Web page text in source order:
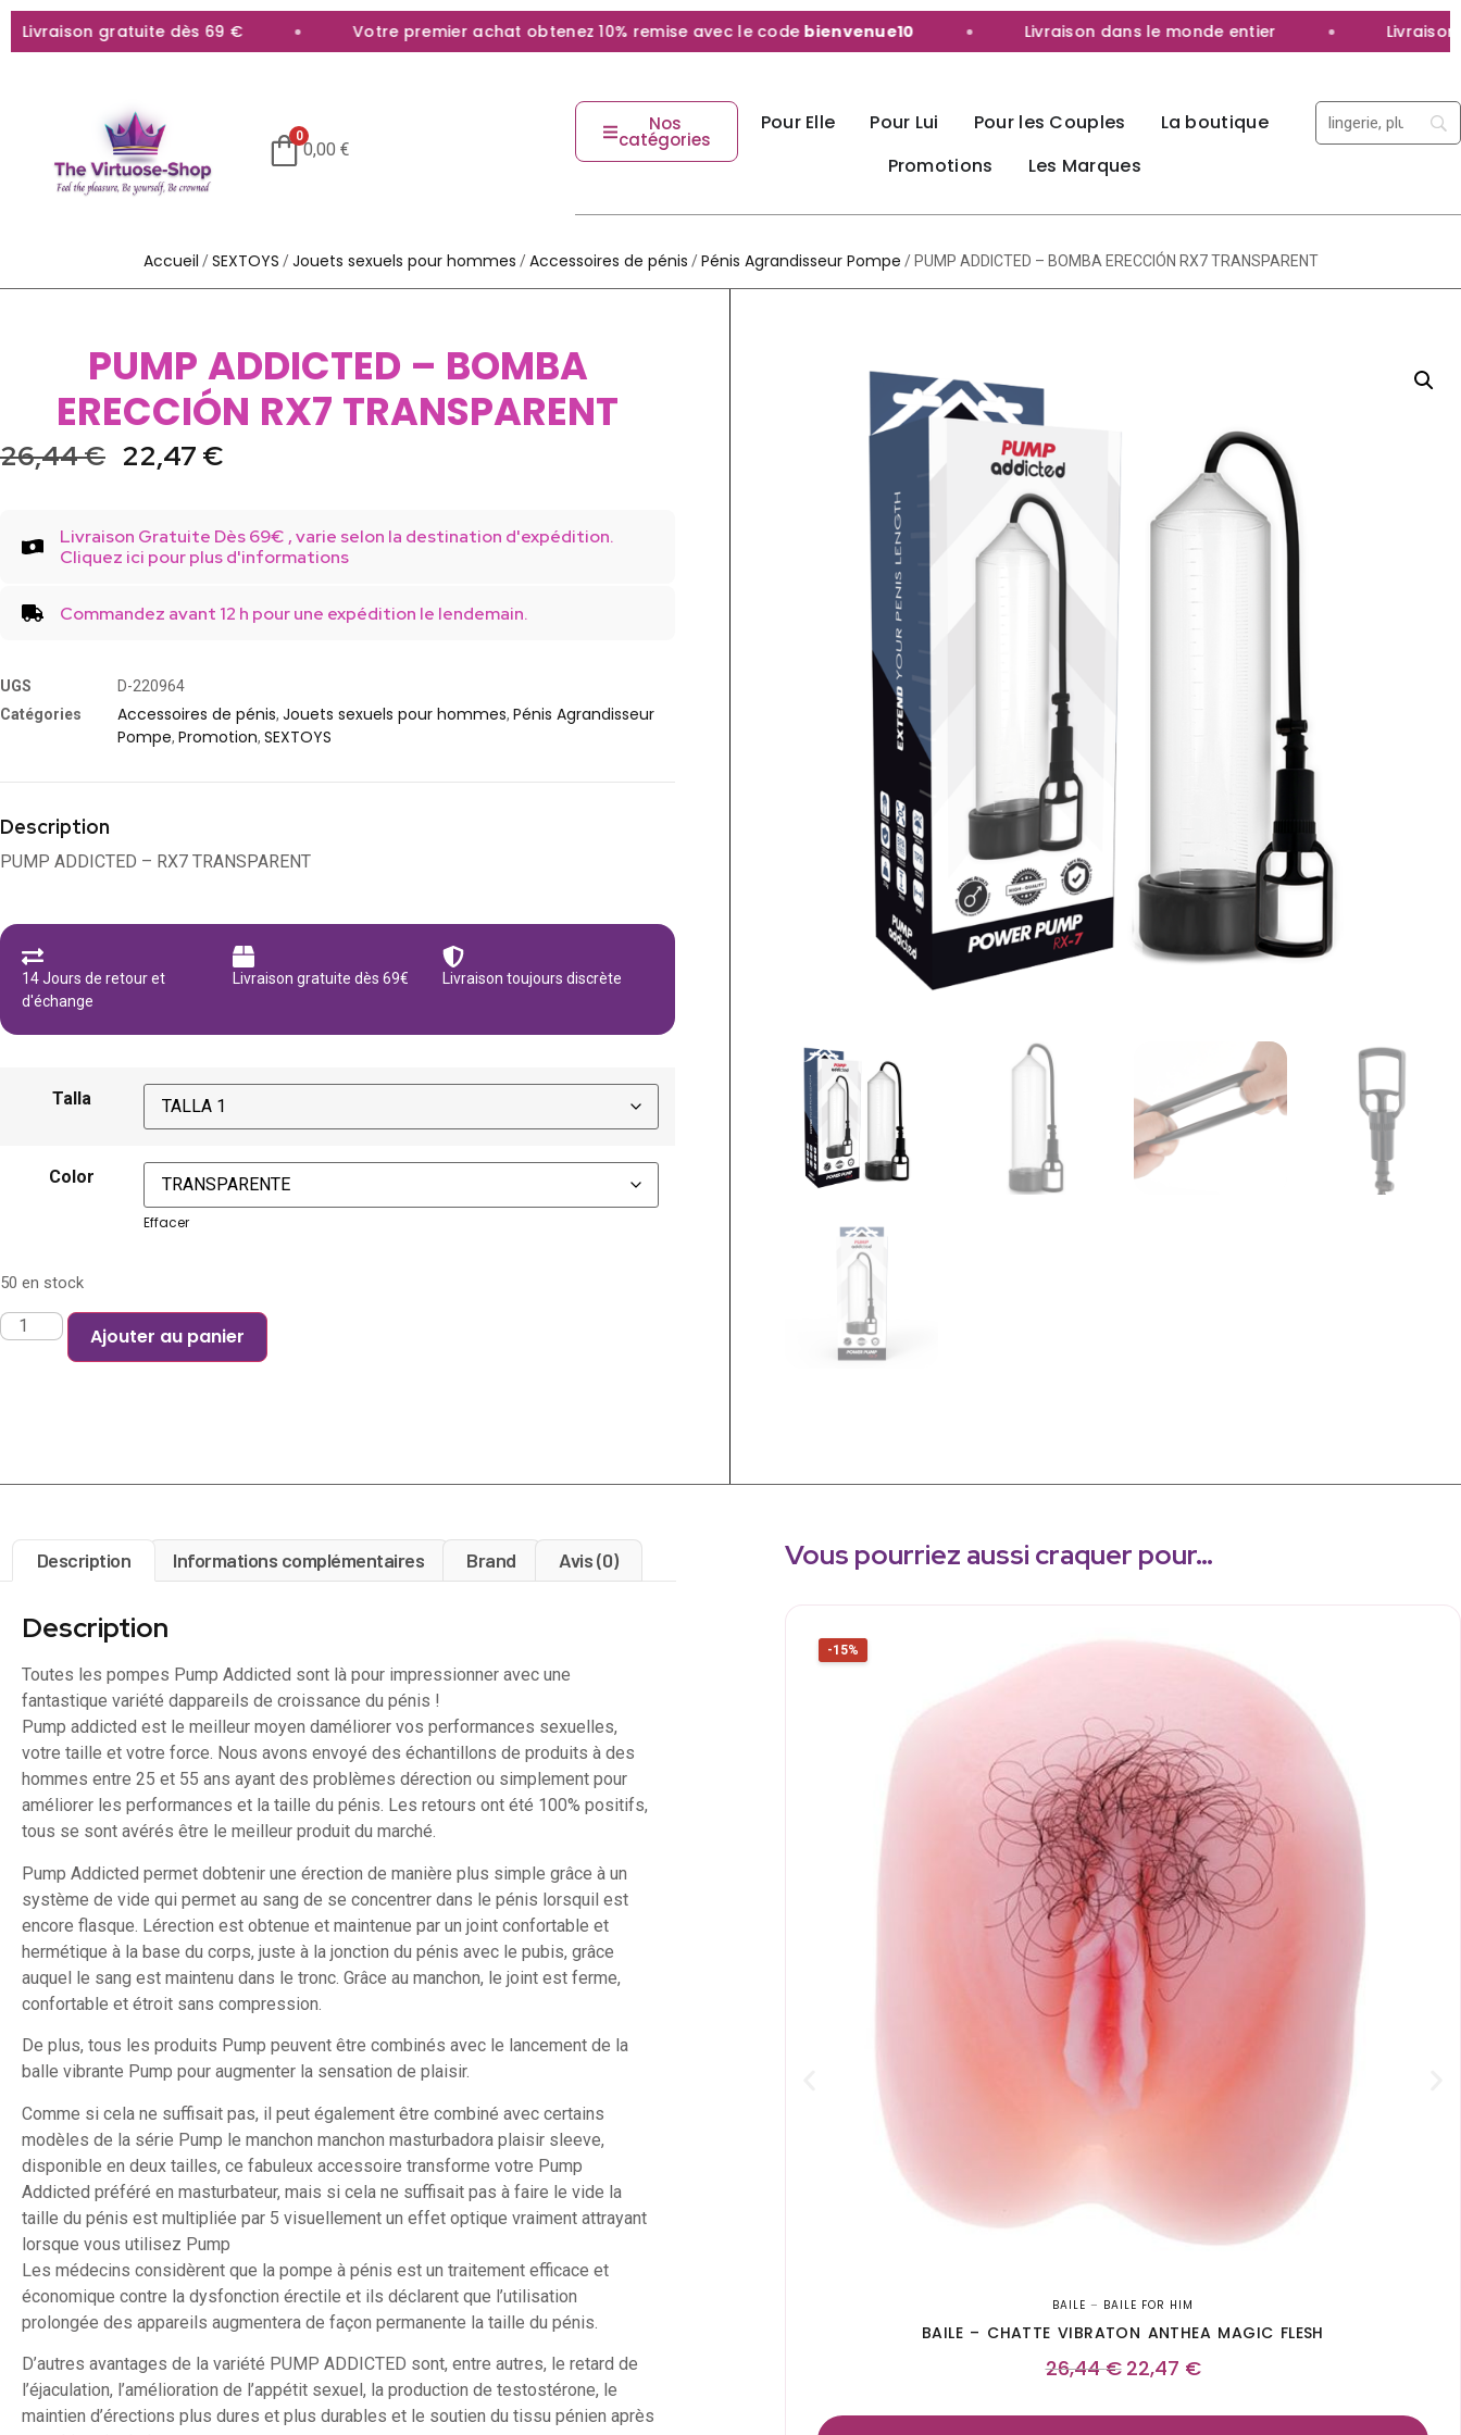
gratuite dès 69 € Votre premier achat obtenez 10% remise avec le code bienvenue10 Livraison dans le monde entier Livraison
0
0,00€
Nos
catégories
Pour Elle Pour Lui Pour les Couples
La boutique
Promotions
Les Marques
Accueil /SEXTOYS /Jouets sexuels pour hommes /Accessoires de pénis /Pénis Agrandisseur Pompe / PUMP ADDICTED – BOMBA ERECCIÓN RX7 TRANSPARENT
PUMP ADDICTED – BOMBA
ERECCIÓN RX7 TRANSPARENT
26,44€ 22,47 €
Livraison Gratuite Dès 69€ , varie selon la destination d'expédition.
Cliquez ici pour plus d'informations
Commandez avant 12 h pour une expédition le lendemain.
UGS
D-220964
Catégories
Accessoires de pénis, Jouets sexuels pour hommes, Pénis Agrandisseur
Pompe, Promotion, SEXTOYS
Description
PUMP ADDICTED – RX7 TRANSPARENT
14 Jours de retour et
d'échange
Livraison gratuite dès 69€ Livraison toujours discrète
Talla
Color
Effacer
50 en stock
Ajouter au panier
Description Informations complémentaires Brand Avis (0)
Description
Toutes les pompes Pump Addicted sont là pour impressionner avec une
fantastique variété dappareils de croissance du pénis !
Pump addicted est le meilleur moyen daméliorer vos performances sexuelles,
votre taille et votre force. Nous avons envoyé des échantillons de produits à des
hommes entre 25 et 55 ans ayant des problèmes dérection ou simplement pour
améliorer les performances et la taille du pénis. Les retours ont été 100% positifs,
tous se sont avérés être le meilleur produit du marché.
Pump Addicted permet dobtenir une érection de manière plus simple grâce à un
système de vide qui permet au sang de se concentrer dans le pénis lorsquil est
encore flasque. Lérection est obtenue et maintenue par un joint confortable et
hermétique à la base du corps, juste à la jonction du pénis avec le pubis, grâce
auquel le sang est maintenu dans le tronc. Grâce au manchon, le joint est ferme,
confortable et étroit sans compression.
De plus, tous les produits Pump peuvent être combinés avec le lancement de la
balle vibrante Pump pour augmenter la sensation de plaisir.
Comme si cela ne suffisait pas, il peut également être combiné avec certains
modèles de la série Pump le manchon manchon masturbadora plaisir sleeve,
disponible en deux tailles, ce fabuleux accessoire transforme votre Pump
Addicted préféré en masturbateur, mais si cela ne suffisait pas à faire le vide la
taille du pénis est multipliée par 5 visuellement un effet optique vraiment attrayant
lorsque vous utilisez Pump
Les médecins considèrent que la pompe à pénis est un traitement efficace et
économique contre la dysfonction érectile et ils déclarent que l’utilisation
prolongée des appareils augmentera de façon permanente la taille du pénis.
D’autres avantages de la variété PUMP ADDICTED sont, entre autres, le retard de
l’éjaculation, l’amélioration de l’appétit sexuel, la production de testostérone, le
maintien d’érections plus dures et plus durables et le soutien du tissu pénien après
Vous pourriez aussi craquer pour…
-15%
BAILE – BAILE FOR HIM
BAILE – CHATTE VIBRATON ANTHEA MAGIC FLESH
26,44€ 22,47 €